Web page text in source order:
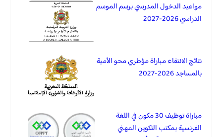
مواعيد الدخول المدرسي برسم الموسم
الدراسي 2026-2027
نتائج الانتقاء مباراة مؤطري محو الأمية
بالمساجد 2026-2027
مباراة توظيف 30 مكون في اللغة
الفرنسية بمكتب التكوين المهني